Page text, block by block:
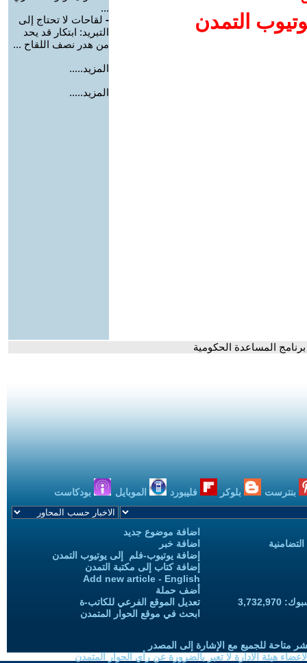
التمدن
...
- لقاحات لا تحتاج إلى
التبريد: ابتكار قد يحد
من هدر نصف اللقاح ...
المزيد.....
المزيد.....
المساعدة الحكومية
بنترست بلوكر فليبورد الموبايل بودكاست
اضافة موضوع جديد
اضافة خبر
إضافة يوتيوب-فلم إلى يوتيوب التمدن
إضافة كتاب إلى مكتبة التمدن
Add new article - English
أضف حملة
تعديل الموقع الفرعي للكاتب-ة
ابحث في موقع الحوار المتمدن
متاحة للجميع مع الإشارة إلى المصدر
هيئة الادارة لا تعبر بالضرورة عن رأي الحوار المتمدن